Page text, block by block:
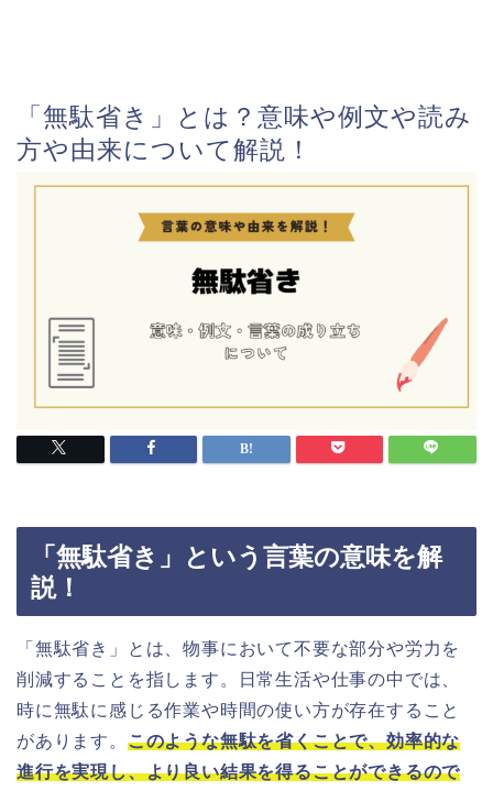
「無駄省き」とは？意味や例文や読み
方や由来について解説！
「無駄省き」という言葉の意味を解
説！
「無駄省き」とは、物事において不要な部分や労力を
削減することを指します。日常生活や仕事の中では、
時に無駄に感じる作業や時間の使い方が存在すること
があります。 このような無駄を省くことで、効率的な
進行を実現し、より良い結果を得ることができるので